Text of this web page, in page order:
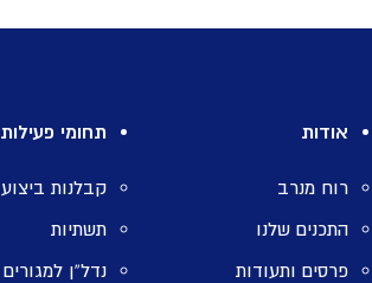
אודות
רוח מנרב
התכנים שלנו
פרסים ותעודות
תחומי פעילות
קבלנות ביצוע
תשתיות
נדל”ן למגורים